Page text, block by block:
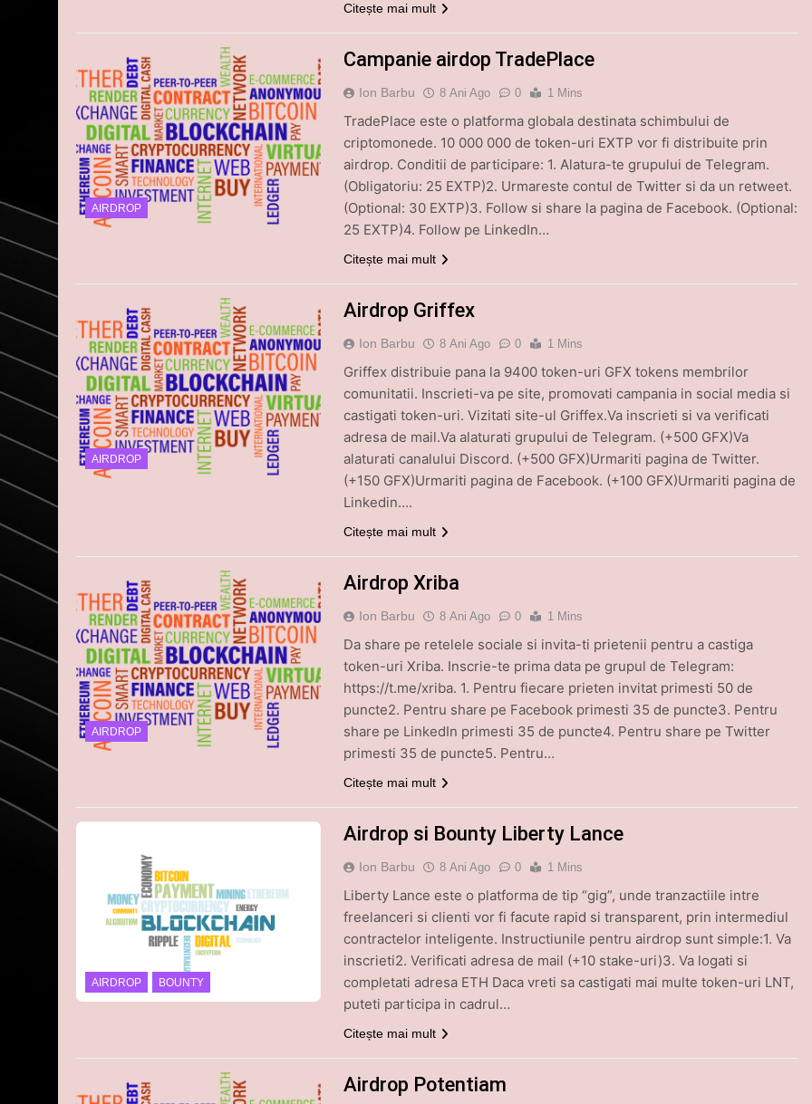
Citește mai mult
AIRDROP
Campanie airdop TradePlace
Ion Barbu 8 Ani Ago 0 1 Mins
TradePlace este o platforma globala destinata schimbului de
criptomonede. 10 000 000 de token-uri EXTP vor fi distribuite prin
airdrop. Conditii de participare: 1. Alatura-te grupului de Telegram.
(Obligatoriu: 25 EXTP)2. Urmareste contul de Twitter si da un retweet.
(Optional: 30 EXTP)3. Follow si share la pagina de Facebook. (Optional:
25 EXTP)4. Follow pe LinkedIn…
Citește mai mult
AIRDROP
Airdrop Griffex
Ion Barbu 8 Ani Ago 0 1 Mins
Griffex distribuie pana la 9400 token-uri GFX tokens membrilor
comunitatii. Inscrieti-va pe site, promovati campania in social media si
castigati token-uri. Vizitati site-ul Griffex.Va inscrieti si va verificati
adresa de mail.Va alaturati grupului de Telegram. (+500 GFX)Va
alaturati canalului Discord. (+500 GFX)Urmariti pagina de Twitter.
(+150 GFX)Urmariti pagina de Facebook. (+100 GFX)Urmariti pagina de
Linkedin….
Citește mai mult
AIRDROP
Airdrop Xriba
Ion Barbu 8 Ani Ago 0 1 Mins
Da share pe retelele sociale si invita-ti prietenii pentru a castiga
token-uri Xriba. Inscrie-te prima data pe grupul de Telegram:
https://t.me/xriba. 1. Pentru fiecare prieten invitat primesti 50 de
puncte2. Pentru share pe Facebook primesti 35 de puncte3. Pentru
share pe LinkedIn primesti 35 de puncte4. Pentru share pe Twitter
primesti 35 de puncte5. Pentru…
Citește mai mult
AIRDROP BOUNTY
Airdrop si Bounty Liberty Lance
Ion Barbu 8 Ani Ago 0 1 Mins
Liberty Lance este o platforma de tip “gig”, unde tranzactiile intre
freelanceri si clienti vor fi facute rapid si transparent, prin intermediul
contractelor inteligente. Instructiunile pentru airdrop sunt simple:1. Va
inscrieti2. Verificati adresa de mail (+10 stake-uri)3. Va logati si
completati adresa ETH Daca vreti sa castigati mai multe token-uri LNT,
puteti participa in cadrul…
Citește mai mult
Airdrop Potentiam